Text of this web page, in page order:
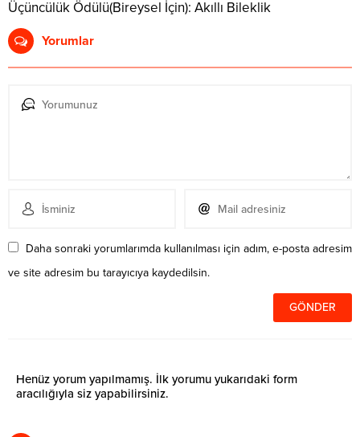
Üçüncülük Ödülü(Bireysel İçin): Akıllı Bileklik
Yorumlar
Daha sonraki yorumlarımda kullanılması için adım, e-posta adresim
ve site adresim bu tarayıcıya kaydedilsin.
Henüz yorum yapılmamış. İlk yorumu yukarıdaki form
aracılığıyla siz yapabilirsiniz.